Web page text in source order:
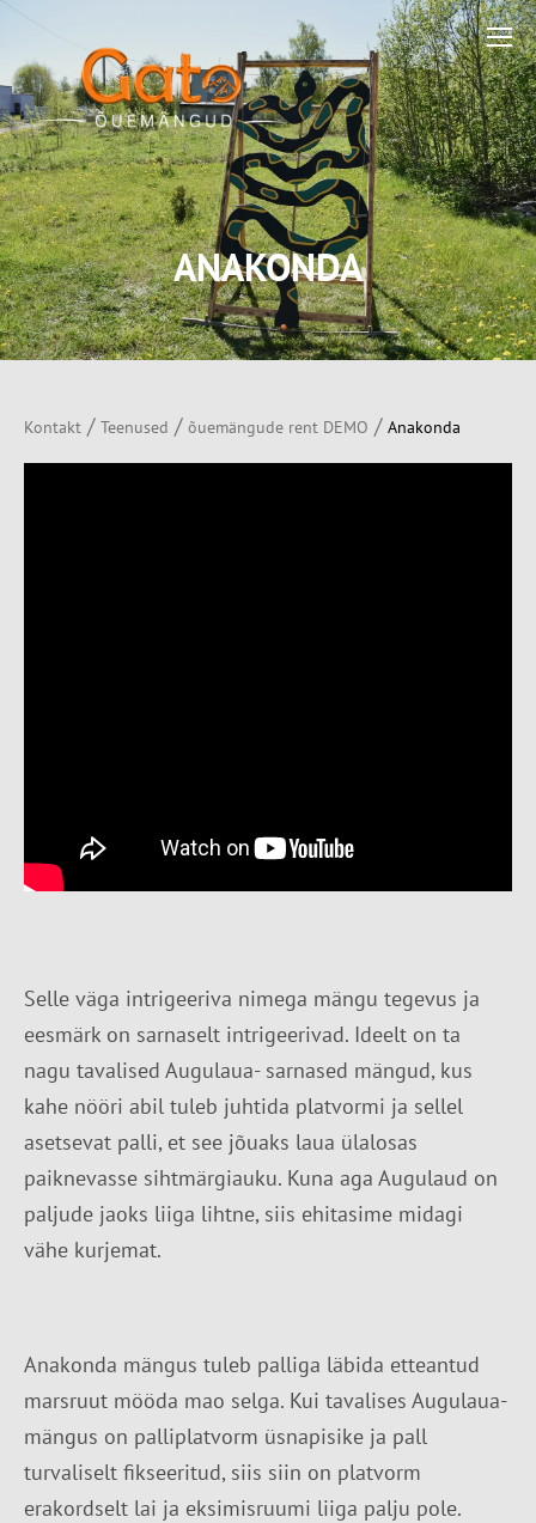
ANAKONDA
Kontakt / Teenused / õuemängude rent DEMO / Anakonda
Selle väga intrigeeriva nimega mängu tegevus ja
eesmärk on sarnaselt intrigeerivad. Ideelt on ta
nagu tavalised Augulaua- sarnased mängud, kus
kahe nööri abil tuleb juhtida platvormi ja sellel
asetsevat palli, et see jõuaks laua ülalosas
paiknevasse sihtmärgiauku. Kuna aga Augulaud on
paljude jaoks liiga lihtne, siis ehitasime midagi
vähe kurjemat.
Anakonda mängus tuleb palliga läbida etteantud
marsruut mööda mao selga. Kui tavalises Augulaua-
mängus on palliplatvorm üsnapisike ja pall
turvaliselt fikseeritud, siis siin on platvorm
erakordselt lai ja eksimisruumi liiga palju pole.